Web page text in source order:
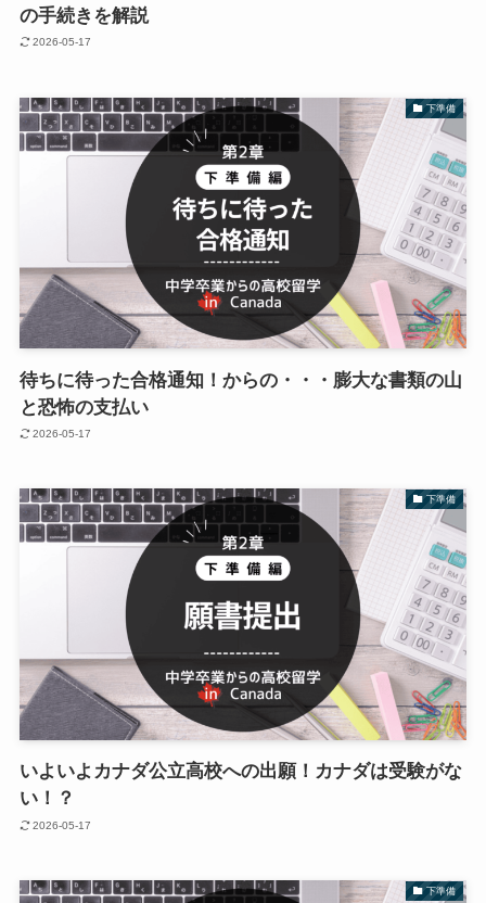
の手続きを解説
2026-05-17
下準備
待ちに待った合格通知！からの・・・膨大な書類の山
と恐怖の支払い
2026-05-17
下準備
いよいよカナダ公立高校への出願！カナダは受験がな
い！？
2026-05-17
下準備